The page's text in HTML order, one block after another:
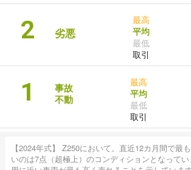
2 劣悪
最高
平均
最低
取引
1
事故
不動
最高
平均
最低
取引
【2024年式】 Z250において。直近12カ月間で最
いのは7点（超極上）のコンディションとなって